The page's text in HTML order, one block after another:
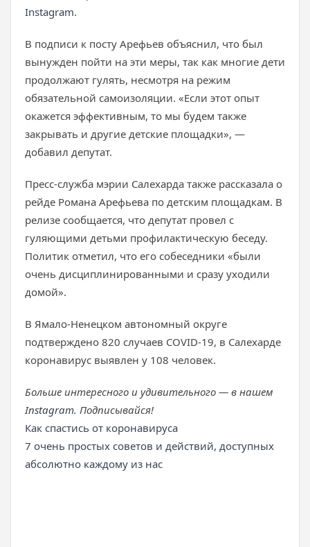
Instagram.
В подписи к посту Арефьев объяснил, что был
вынужден пойти на эти меры, так как многие дети
продолжают гулять, несмотря на режим
обязательной самоизоляции. «Если этот опыт
окажется эффективным, то мы будем также
закрывать и другие детские площадки», —
добавил депутат.
Пресс-служба мэрии Салехарда также рассказала о
рейде Романа Арефьева по детским площадкам. В
релизе сообщается, что депутат провел с
гуляющими детьми профилактическую беседу.
Политик отметил, что его собеседники «были
очень дисциплинированными и сразу уходили
домой».
В Ямало-Ненецком автономный округе
подтверждено 820 случаев COVID-19, в Салехарде
коронавирус выявлен у 108 человек.
Больше интересного и удивительного — в нашем
Instagram. Подписывайся!
Как спастись от коронавируса
7 очень простых советов и действий, доступных
абсолютно каждому из нас